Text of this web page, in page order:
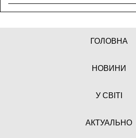
ГОЛОВНА
НОВИНИ
У СВІТІ
АКТУАЛЬНО